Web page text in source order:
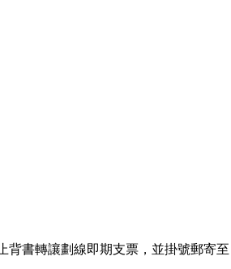
書轉讓劃線即期支票，並掛號郵寄至